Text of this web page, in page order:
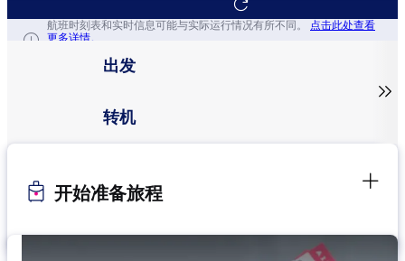
前往航班预订
航班时刻表和实时信息可能与实际运行情况有所不同。 点击此处查看
更多详情。
出发
转机

开始准备旅程